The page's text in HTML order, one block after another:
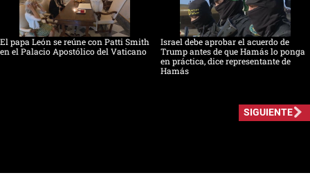
El papa León se reúne con Patti Smith
en el Palacio Apostólico del Vaticano
Israel debe aprobar el acuerdo de
Trump antes de que Hamás lo ponga
en práctica, dice representante de
Hamás
SIGUIENTE